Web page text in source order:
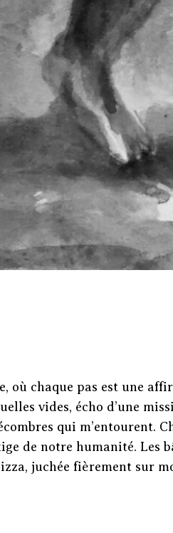
chaque pas est une
vides, écho d’une
qui m’entourent.
de notre humanité. Les
juchée fièrement sur